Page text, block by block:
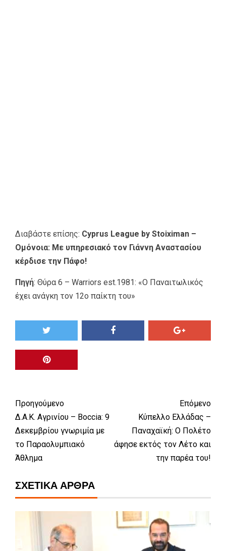
Διαβάστε επίσης: Cyprus League by Stoiximan –
Ομόνοια: Με υπηρεσιακό τον Γιάννη Αναστασίου
κέρδισε την Πάφο!
Πηγή: Θύρα 6 – Warriors est.1981: «Ο Παναιτωλικός
έχει ανάγκη τον 12ο παίκτη του»
Προηγούμενο
Δ.Α.Κ. Αγρινίου – Boccia: 9
Δεκεμβρίου γνωριμία με
το Παραολυμπιακό
Άθλημα
Επόμενο
Κύπελλο Ελλάδας –
Παναχαϊκή: Ο Πολέτο
άφησε εκτός τον Λέτο και
την παρέα του!
ΣΧΕΤΙΚΆ ΆΡΘΡΑ